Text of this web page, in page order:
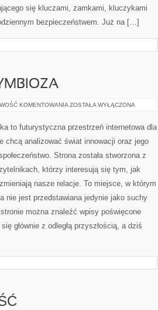
się kluczami, zamkami, kluczykami
bezpieczeństwem. Już na […]
KOMENTOWANIA CZŁOWIEK–
ZOSTAŁA WYŁĄCZONA
to futurystyczna przestrzeń internetowa dla
chcą analizować świat innowacji oraz jego
Strona została stworzona z
którzy interesują się tym, jak
nasze relacje. To miejsce, w którym
nie jest przedstawiana jedynie jako suchy
można znaleźć wpisy poświęcone
głównie z odległą przyszłością, a dziś